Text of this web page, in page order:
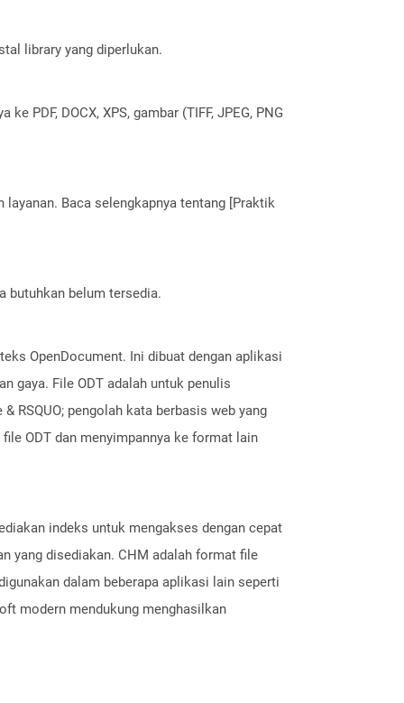
library yang diperlukan.
PDF, DOCX, XPS, gambar (TIFF, JPEG, PNG
Baca selengkapnya tentang [Praktik
butuhkan belum tersedia.
OpenDocument. Ini dibuat dengan aplikasi
gaya. File ODT adalah untuk penulis
RSQUO; pengolah kata berbasis web yang
ODT dan menyimpannya ke format lain
indeks untuk mengakses dengan cepat
yang disediakan. CHM adalah format file
dalam beberapa aplikasi lain seperti
modern mendukung menghasilkan